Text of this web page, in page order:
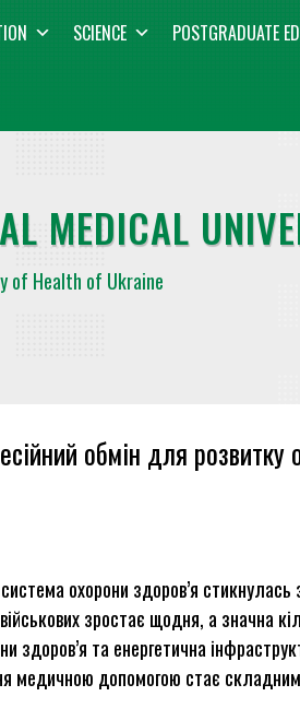
SCIENCE POSTGRADUATE
MEDICAL
of Health of Ukraine
обмін для розвитку
охорони здоров’я
зростає щодня, а значна
та енергетична
медичною допомогою стає